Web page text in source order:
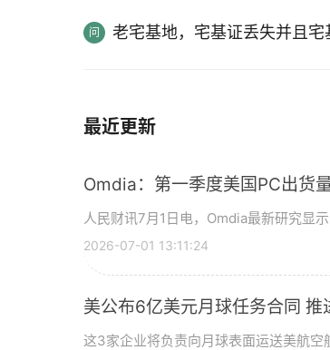
老宅基地，宅基证丢失并且
最近更新
Omdia：第一季度美国PC出货
人民财讯7月1日电，Omdia最新研究显
2026-07-01 13:11:24
美公布6亿美元月球任务合同 推
这3家企业将负责向月球表面运送美航